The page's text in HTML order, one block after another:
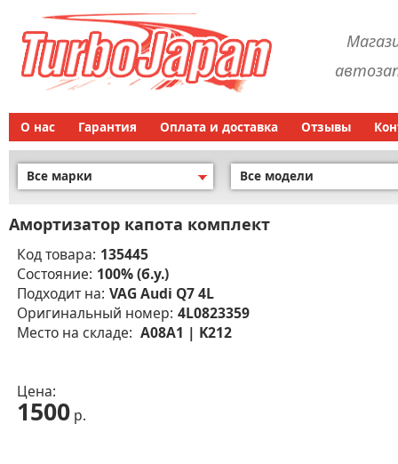
О нас Гарантия Оплата и доставка Отзывы
Все марки Все модели
Амортизатор капота комплект
Код товара: 135445
Состояние: 100% (б.у.)
Подходит на: VAG Audi Q7 4L
Оригинальный номер: 4L0823359
Место на складе: A08A1 | K212
Цена:
1500 р.